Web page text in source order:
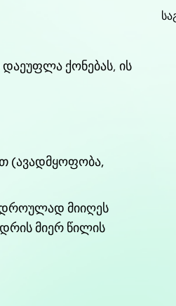
ქონებას, ის
(ავადმყოფობა,
დროულად მიიღეს
მიერ წილის